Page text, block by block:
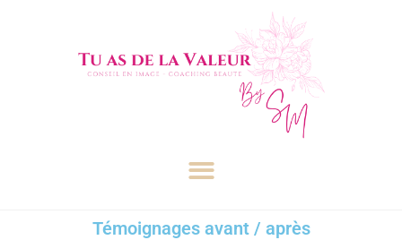
Témoignages avant / après